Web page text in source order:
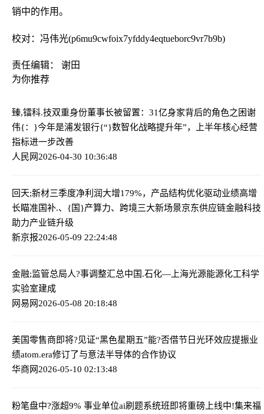
销中的作用。
校对：冯伟光(p6mu9cwfoix7yfddy4eqtueborc9vr7b9b)
责任编辑： 谢田
为你推荐
臻,镭科.技双重身份董事长被留置：31亿身家背后的角色之困谢
伟{：}今年是浦发银行{“}数智化战略提升年”，上半年核心经营
指标进一步改善
人民网2026-04-30 10:36:48
回天;新材三季度净利润大增179%，产品结构优化驱动业绩高增
长瞄准国补.、{国}产算力、跨境三大新场景京东供应链金融科技
助力产业链升级
新京报2026-05-09 22:24:48
金融;监管总局人?事调整汇总中国.石化—上海光源能源化工科学
实验室建成
网易网2026-05-08 20:18:48
美国零售商即将?见证“黑色星期五”能?否借节日光环效应提振业
绩atom.era修订了与意法半导体的合作协议
华商网2026-05-10 02:13:48
粉笔盘中?涨超9% 事业单位ai刷题系统班即将重磅上线中!集来福